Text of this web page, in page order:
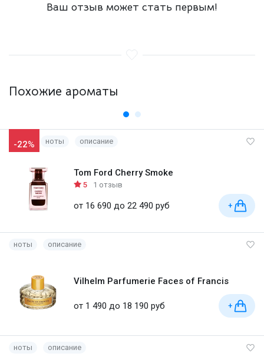
Ваш отзыв может стать первым!
Похожие ароматы
-22% ноты описание
Tom Ford Cherry Smoke
5 1 отзыв
от 16 690 до 22 490 руб +
ноты описание
Vilhelm Parfumerie Faces of Francis
от 1 490 до 18 190 руб +
ноты описание